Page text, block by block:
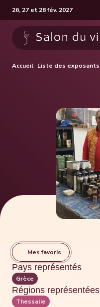
26, 27 et 28 fév. 2027
Accueil Liste des exposants
Mes favoris
Pays représentés
Grèce
Régions représentées
Thessalie